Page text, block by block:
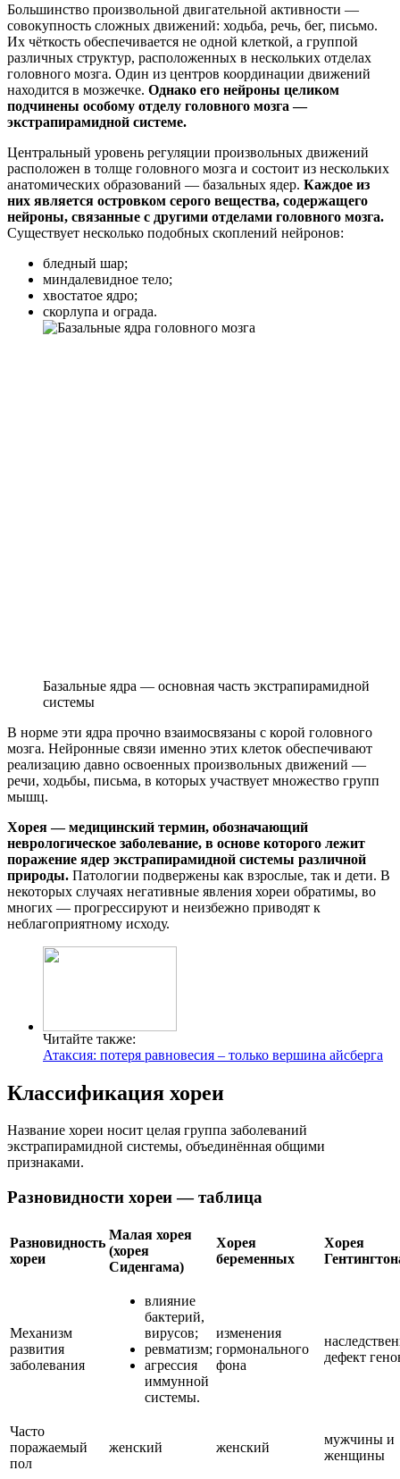
Большинство произвольной двигательной активности —
совокупность сложных движений: ходьба, речь, бег, письмо.
Их чёткость обеспечивается не одной клеткой, а группой
различных структур, расположенных в нескольких отделах
головного мозга. Один из центров координации движений
находится в мозжечке. Однако его нейроны целиком
подчинены особому отделу головного мозга —
экстрапирамидной системе.
Центральный уровень регуляции произвольных движений
расположен в толще головного мозга и состоит из нескольких
анатомических образований — базальных ядер. Каждое из
них является островком серого вещества, содержащего
нейроны, связанные с другими отделами головного мозга.
Существует несколько подобных скоплений нейронов:
бледный шар;
миндалевидное тело;
хвостатое ядро;
скорлупа и ограда.
Базальные ядра — основная часть экстрапирамидной
системы
В норме эти ядра прочно взаимосвязаны с корой головного
мозга. Нейронные связи именно этих клеток обеспечивают
реализацию давно освоенных произвольных движений —
речи, ходьбы, письма, в которых участвует множество групп
мышц.
Хорея — медицинский термин, обозначающий
неврологическое заболевание, в основе которого лежит
поражение ядер экстрапирамидной системы различной
природы. Патологии подвержены как взрослые, так и дети. В
некоторых случаях негативные явления хореи обратимы, во
многих — прогрессируют и неизбежно приводят к
неблагоприятному исходу.
Читайте также:
Атаксия: потеря равновесия – только вершина айсберга
Классификация хореи
Название хореи носит целая группа заболеваний
экстрапирамидной системы, объединённая общими
признаками.
Разновидности хореи — таблица
Разновидность
хореи
Малая хорея
(хорея
Сиденгама)
Хорея
беременных
Хорея
Механизм
развития
заболевания
влияние
бактерий,
вирусов;
ревматизм;
агрессия
иммунной
системы.
изменения
гормонального
фона
дефект
Часто
поражаемый
пол
женский женский
мужчины и
женщины